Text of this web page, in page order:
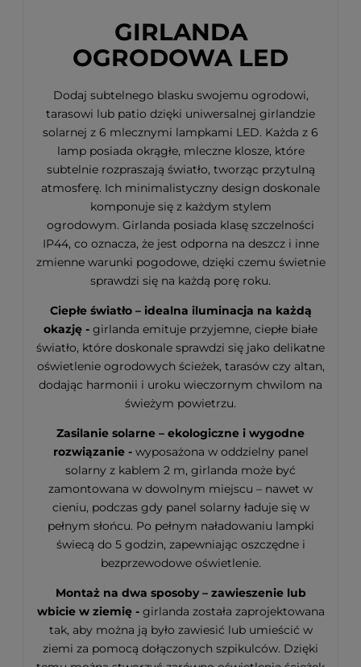
GIRLANDA
OGRODOWA LED
Dodaj subtelnego blasku swojemu ogrodowi,
tarasowi lub patio dzięki uniwersalnej girlandzie
solarnej z 6 mlecznymi lampkami LED. Każda z 6
lamp posiada okrągłe, mleczne klosze, które
subtelnie rozpraszają światło, tworząc przytulną
atmosferę. Ich minimalistyczny design doskonale
komponuje się z każdym stylem
ogrodowym. Girlanda posiada klasę szczelności
IP44, co oznacza, że jest odporna na deszcz i inne
zmienne warunki pogodowe, dzięki czemu świetnie
sprawdzi się na każdą porę roku.
Ciepłe światło – idealna iluminacja na każdą
okazję - girlanda emituje przyjemne, ciepłe białe
światło, które doskonale sprawdzi się jako delikatne
oświetlenie ogrodowych ścieżek, tarasów czy altan,
dodając harmonii i uroku wieczornym chwilom na
świeżym powietrzu.
Zasilanie solarne – ekologiczne i wygodne
rozwiązanie - wyposażona w oddzielny panel
solarny z kablem 2 m, girlanda może być
zamontowana w dowolnym miejscu – nawet w
cieniu, podczas gdy panel solarny ładuje się w
pełnym słońcu. Po pełnym naładowaniu lampki
świecą do 5 godzin, zapewniając oszczędne i
bezprzewodowe oświetlenie.
Montaż na dwa sposoby – zawieszenie lub
wbicie w ziemię - girlanda została zaprojektowana
tak, aby można ją było zawiesić lub umieścić w
ziemi za pomocą dołączonych szpikulców. Dzięki